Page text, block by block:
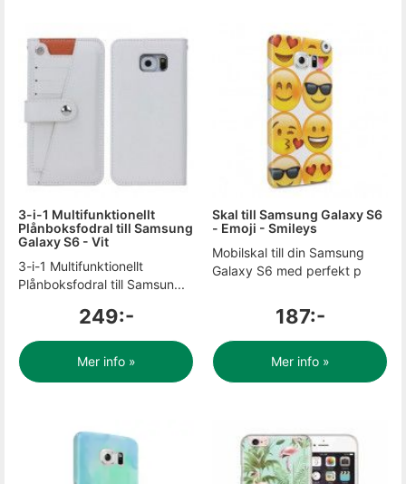
3-i-1 Multifunktionellt
Plånboksfodral till Samsung
Galaxy S6 - Vit
3-i-1 Multifunktionellt
Plånboksfodral till Samsun...
249:-
Mer info »
Skal till Samsung Galaxy S6
- Emoji - Smileys
Mobilskal till din Samsung
Galaxy S6 med perfekt p
187:-
Mer info »